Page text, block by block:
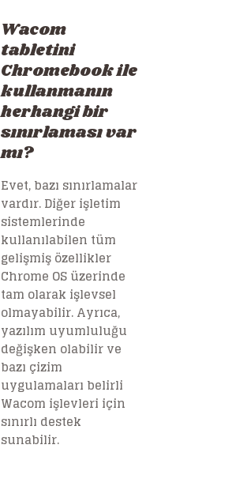
Wacom
tabletini
Chromebook ile
kullanmanın
herhangi bir
sınırlaması var
mı?
Evet, bazı sınırlamalar
vardır. Diğer işletim
sistemlerinde
kullanılabilen tüm
gelişmiş özellikler
Chrome OS üzerinde
tam olarak işlevsel
olmayabilir. Ayrıca,
yazılım uyumluluğu
değişken olabilir ve
bazı çizim
uygulamaları belirli
Wacom işlevleri için
sınırlı destek
sunabilir.